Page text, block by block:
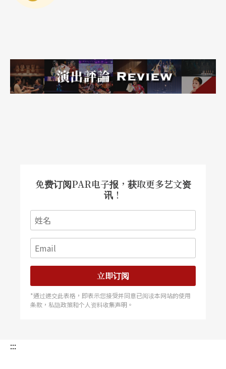
免费订阅PAR电子报，获取更多艺文资
讯！
立即订阅
*通过递交此表格，即表示您接受并同意已阅读本网站的使用
条款，私隐政策和个人资料收集声明。
:::